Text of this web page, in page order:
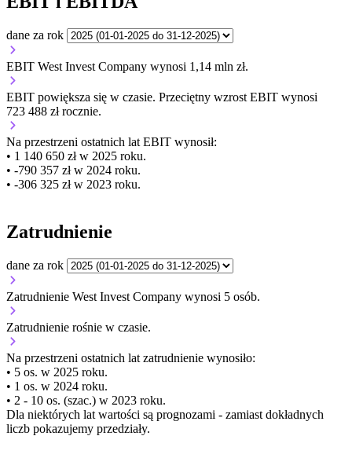
dane za rok
EBIT West Invest Company wynosi 1,14 mln zł.
EBIT powiększa się w czasie. Przeciętny wzrost EBIT wynosi
723 488 zł rocznie.
Na przestrzeni ostatnich lat EBIT wynosił:
• 1 140 650 zł w 2025 roku.
• -790 357 zł w 2024 roku.
• -306 325 zł w 2023 roku.
Zatrudnienie
dane za rok
Zatrudnienie West Invest Company wynosi 5 osób.
Zatrudnienie rośnie w czasie.
Na przestrzeni ostatnich lat zatrudnienie wynosiło:
• 5 os. w 2025 roku.
• 1 os. w 2024 roku.
• 2 - 10 os. (szac.) w 2023 roku.
Dla niektórych lat wartości są prognozami - zamiast dokładnych
liczb pokazujemy przedziały.